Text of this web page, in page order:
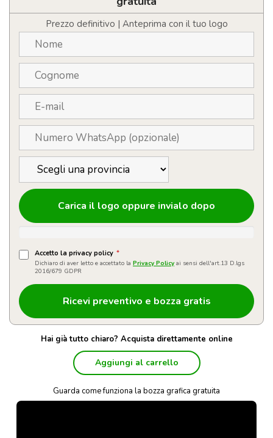
quantitàPrezzo definitivo | Anteprima con il tuo logo
Carica il logo oppure invialo dopo
Accetto la privacy policy *
Dichiaro di aver letto e accettato la Privacy Policy ai sensi dell'art.13 D.lgs
2016/679 GDPR
Hai già tutto chiaro? Acquista direttamente online
Aggiungi al carrello
Guarda come funziona la bozza grafica gratuita